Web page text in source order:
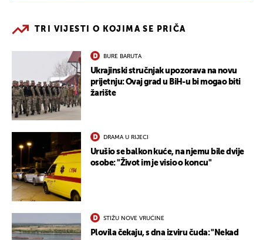
TRI VIJESTI O KOJIMA SE PRIČA
BURE BARUTA
Ukrajinski stručnjak upozorava na novu
prijetnju: Ovaj grad u BiH-u bi mogao biti
žarište
DRAMA U RIJECI
Urušio se balkon kuće, na njemu bile dvije
osobe: "Život im je visio o koncu"
STIŽU NOVE VRUĆINE
Plovila čekaju, s dna izviru čuda: "Nekad